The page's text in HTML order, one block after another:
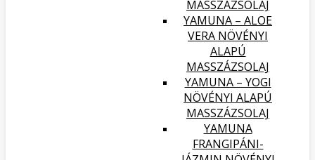
MASSZÁZSOLAJ
YAMUNA – ALOE
VERA NÖVÉNYI
ALAPÚ
MASSZÁZSOLAJ
YAMUNA – YOGI
NÖVÉNYI ALAPÚ
MASSZÁZSOLAJ
YAMUNA
FRANGIPÁNI-